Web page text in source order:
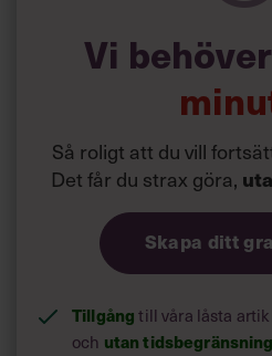
Vi
Så roligt att du vill
Det får du strax göra,
Skapa ditt
Tillgångtill våra låsta
och utan